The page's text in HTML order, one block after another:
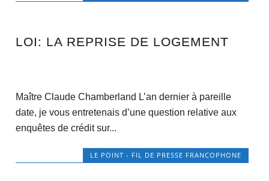
LOI: LA REPRISE DE LOGEMENT
Maître Claude Chamberland L’an dernier à pareille
date, je vous entretenais d’une question relative aux
enquêtes de crédit sur...
LE POINT - FIL DE PRESSE FRANCOPHONE